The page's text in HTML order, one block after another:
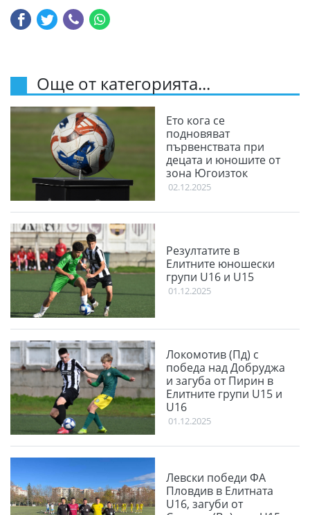
Още от категорията...
Ето кога се
подновяват
първенствата при
децата и юношите от
зона Югоизток
02.12.2025
Резултатите в
Елитните юношески
групи U16 и U15
01.12.2025
Локомотив (Пд) с
победа над Добруджа
и загуба от Пирин в
Елитните групи U15 и
U16
01.12.2025
Левски победи ФА
Пловдив в Елитната
U16, загуби от